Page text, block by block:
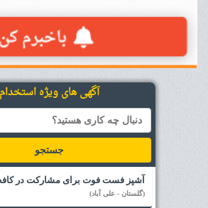
آگهی های ویژه استخدام
جستجو
آشپز فست فوت برای مشارکت در
(گلستان - علی آباد)